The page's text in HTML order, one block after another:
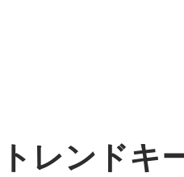
トレンドキ